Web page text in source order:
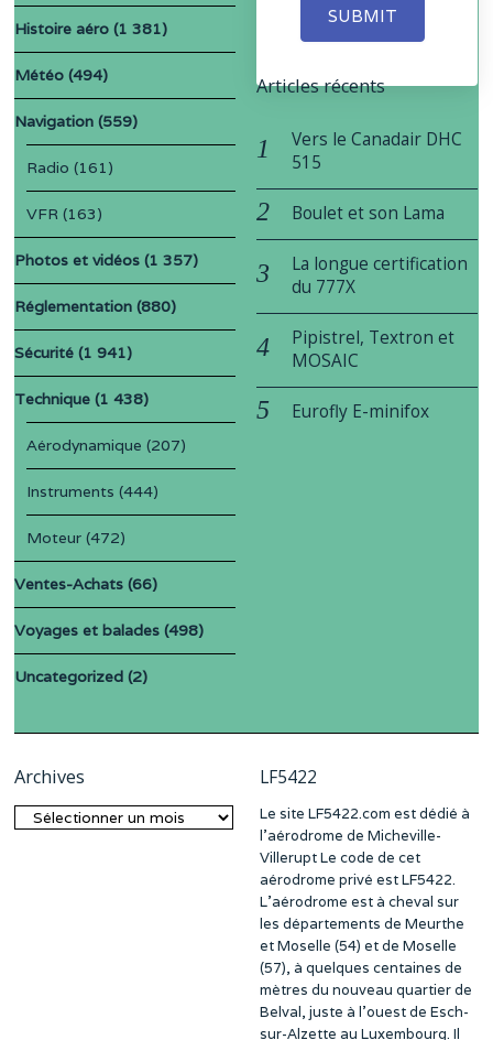
SUBMIT
Histoire aéro (1 381)
Météo (494)
Navigation (559)
Radio (161)
VFR (163)
Photos et vidéos (1 357)
Réglementation (880)
Sécurité (1 941)
Technique (1 438)
Aérodynamique (207)
Instruments (444)
Moteur (472)
Ventes-Achats (66)
Voyages et balades (498)
Uncategorized (2)
Articles récents
Vers le Canadair DHC
515
Boulet et son Lama
La longue certification
du 777X
Pipistrel, Textron et
MOSAIC
Eurofly E-minifox
Archives
Archives
LF5422
Le site LF5422.com est dédié à
l’aérodrome de Micheville-
Villerupt Le code de cet
aérodrome privé est LF5422.
L’aérodrome est à cheval sur
les départements de Meurthe
et Moselle (54) et de Moselle
(57), à quelques centaines de
mètres du nouveau quartier de
Belval, juste à l’ouest de Esch-
sur-Alzette au Luxembourg. Il